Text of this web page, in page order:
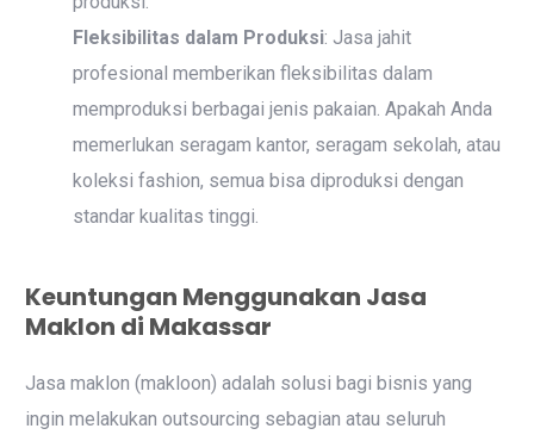
Fleksibilitas dalam Produksi: Jasa jahit
profesional memberikan fleksibilitas dalam
memproduksi berbagai jenis pakaian. Apakah Anda
memerlukan seragam kantor, seragam sekolah, atau
koleksi fashion, semua bisa diproduksi dengan
standar kualitas tinggi.
Keuntungan Menggunakan Jasa
Maklon di Makassar
Jasa maklon (makloon) adalah solusi bagi bisnis yang
ingin melakukan outsourcing sebagian atau seluruh